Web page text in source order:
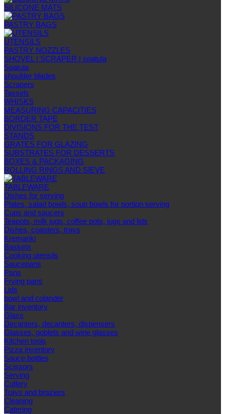
SILICONE MATS
PASTRY BAGS
UTENSILS
PASTRY NOZZLES
SHOVEL | SCRAPER | spatula
Spatula
shoulder blades
Scrapers
Tassels
WHISKS
MEASURING CAPACITIES
BORDER TAPE
DIVISIONS FOR THE TEST
STANDS
GRATES FOR GLAZING
SUBSTRATES FOR DESSERTS
BOXES & PACKAGING
ROLLING RINGS AND SIEVE
TABLEWARE
Dishes for serving
Plates, salad bowls, soup bowls for portion serving
Cups and saucers
Teapots, milk jugs, coffee pots, jugs and lids
Dishes, coasters, trays
Kremanki
Baskets
Cooking utensils
Saucepans
Pans
Frying pans
Lids
bowl and colander
Bar inventory
Glass
Decanters, decanters, dispensers
Glasses, goblets and wine glasses
Kitchen tools
Pizza inventory
Sauce bottles
Scissors
Serving
Cutlery
Trays and braziers
Сleaning
Catering